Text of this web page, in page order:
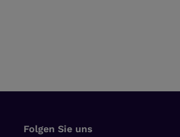
Folgen Sie uns